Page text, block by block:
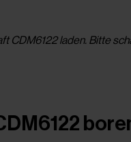
CDM6122 laden. Bitte